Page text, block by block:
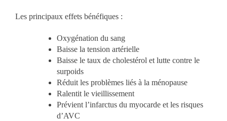
Les principaux effets bénéfiques :
Oxygénation du sang
Baisse la tension artérielle
Baisse le taux de cholestérol et lutte contre le
surpoids
Réduit les problèmes liés à la ménopause
Ralentit le vieillissement
Prévient l’infarctus du myocarde et les risques
d’AVC